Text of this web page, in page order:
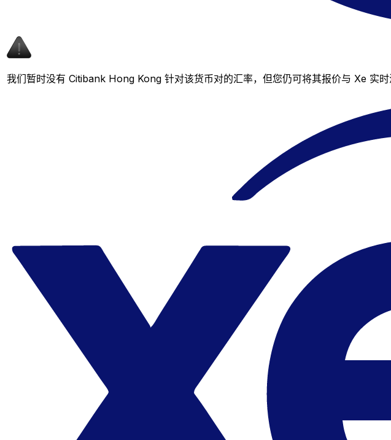
我们暂时没有 Citibank Hong Kong 针对该货币对的汇率，但您仍可将其报价与 Xe 实